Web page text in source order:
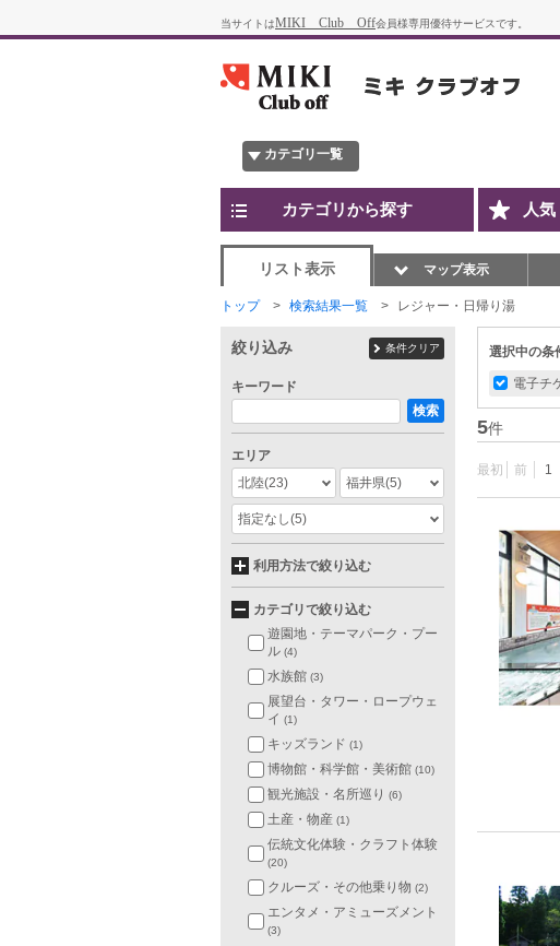
当サイトはMIKI Club Off会員様専用優待サービスです。
カテゴリ一覧
カテゴリから探す 人
リスト表示 マップ表示
トップ 検索結果一覧 レジャー・日帰り湯
選択中の条
電子チ
5件
最初 前 1
絞り込み 条件クリア
キーワード
検索
エリア
北陸(23) 福井県(5)
指定なし(5)
利用方法で絞り込む
カテゴリで絞り込む
遊園地・テーマパーク・プー
ル (4)
水族館 (3)
展望台・タワー・ロープウェ
イ (1)
キッズランド (1)
博物館・科学館・美術館 (10)
観光施設・名所巡り (6)
土産・物産 (1)
伝統文化体験・クラフト体験
(20)
クルーズ・その他乗り物 (2)
エンタメ・アミューズメント
(3)